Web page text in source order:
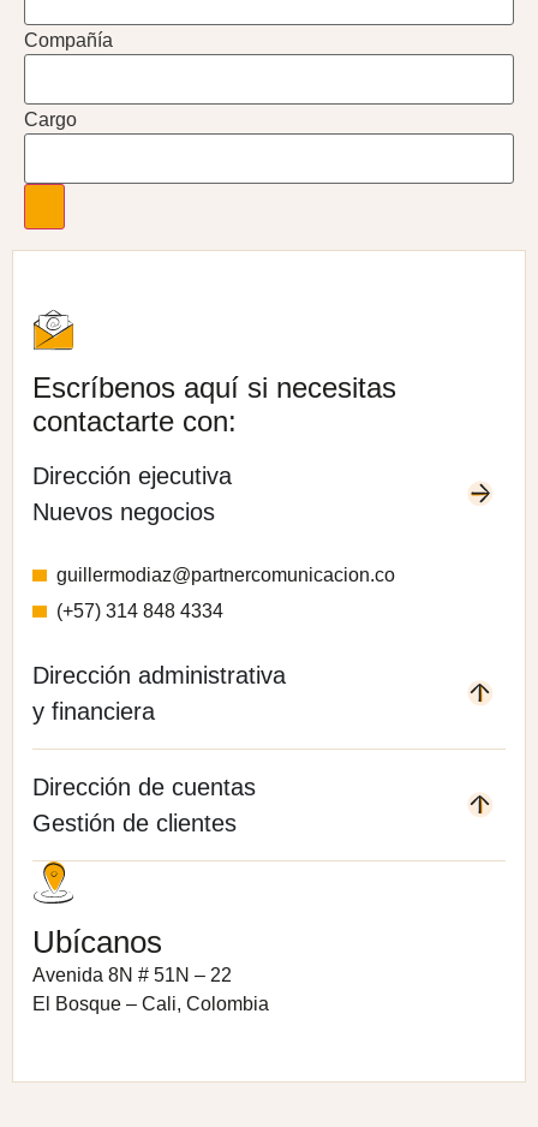
Compañía
Cargo
Escríbenos aquí si necesitas
contactarte con:
Dirección ejecutiva
Nuevos negocios
guillermodiaz@partnercomunicacion.co
(+57) 314 848 4334
Dirección administrativa
y financiera
Dirección de cuentas
Gestión de clientes
Ubícanos
Avenida 8N # 51N – 22
El Bosque – Cali, Colombia